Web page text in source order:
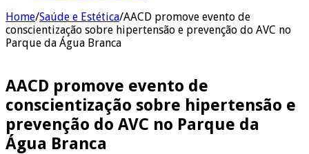
Home/Saúde e Estética/AACD promove evento de
conscientização sobre hipertensão e prevenção do AVC no
Parque da Água Branca
AACD promove evento de
conscientização sobre hipertensão e
prevenção do AVC no Parque da
Água Branca